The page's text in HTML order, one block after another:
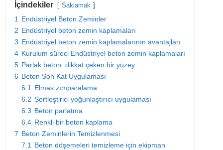
İçindekiler Saklamak
1 Endüstriyel Beton Zeminler
2 Endüstriyel beton zemin kaplamaları
3 Endüstriyel beton zemin kaplamalarının avantajları
4 Kurulum süreci Endüstriyel beton zemin kaplamaları
5 Parlak beton: dikkat çeken bir yüzey
6 Beton Son Kat Uygulaması
6.1 Elmas zımparalama
6.2 Sertleştirici yoğunlaştırıcı uygulaması
6.3 Beton parlatma
6.4 Renkli bir beton kaplama
7 Beton Zeminlerin Temizlenmesi
7.1 Beton döşemeleri temizleme için ekipman